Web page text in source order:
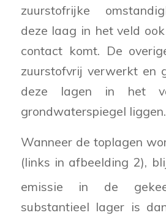
zuurstofrijke
deze laag in het veld
contact komt. De
zuurstofvrij verwerkt en
deze lagen in het
grondwaterspiegel liggen.
Wanneer de toplagen
(links in afbeelding 2),
emissie in de
substantieel lager is